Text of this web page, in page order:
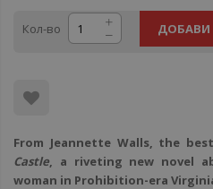
Кол-во ДОБАВИ
From Jeannette Walls, the
Castle, a riveting new novel
woman in Prohibition-era